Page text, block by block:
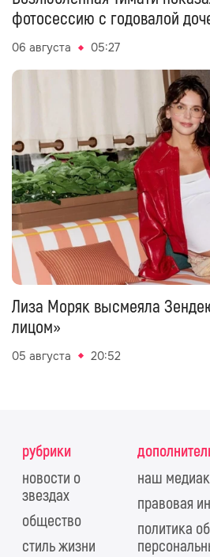
фотосессию с годовалой
06 августа 05:27
Лиза Моряк высмеяла
лицом»
05 августа 20:52
рубрики
новости о
звездах
общество
стиль жизни
наш
правовая
политика